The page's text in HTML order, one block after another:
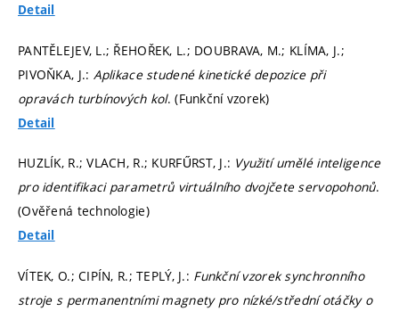
Detail
PANTĚLEJEV, L.; ŘEHOŘEK, L.; DOUBRAVA, M.; KLÍMA, J.;
PIVOŇKA, J.: Aplikace studené kinetické depozice při
opravách turbínových kol. (Funkční vzorek)
Detail
HUZLÍK, R.; VLACH, R.; KURFŰRST, J.: Využití umělé inteligence
pro identifikaci parametrů virtuálního dvojčete servopohonů.
(Ověřená technologie)
Detail
VÍTEK, O.; CIPÍN, R.; TEPLÝ, J.: Funkční vzorek synchronního
stroje s permanentními magnety pro nízké/střední otáčky o